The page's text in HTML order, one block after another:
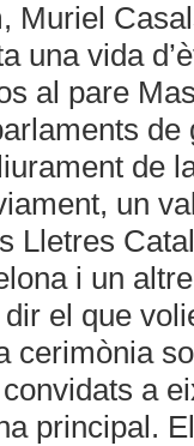
Muriel
una vida
al pare
de
de
un
Lletres
i un
el que
cerimònia
a
principal.